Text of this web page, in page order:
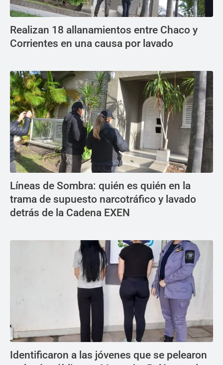
Realizan 18 allanamientos entre Chaco y
Corrientes en una causa por lavado
Líneas de Sombra: quién es quién en la
trama de supuesto narcotráfico y lavado
detrás de la Cadena EXEN
Identificaron a las jóvenes que se pelearon